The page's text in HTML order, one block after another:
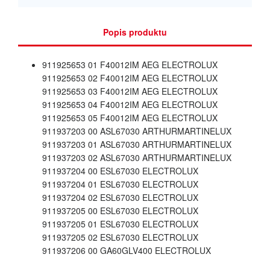
Popis produktu
911925653 01 F40012IM AEG ELECTROLUX
911925653 02 F40012IM AEG ELECTROLUX
911925653 03 F40012IM AEG ELECTROLUX
911925653 04 F40012IM AEG ELECTROLUX
911925653 05 F40012IM AEG ELECTROLUX
911937203 00 ASL67030 ARTHURMARTINELUX
911937203 01 ASL67030 ARTHURMARTINELUX
911937203 02 ASL67030 ARTHURMARTINELUX
911937204 00 ESL67030 ELECTROLUX
911937204 01 ESL67030 ELECTROLUX
911937204 02 ESL67030 ELECTROLUX
911937205 00 ESL67030 ELECTROLUX
911937205 01 ESL67030 ELECTROLUX
911937205 02 ESL67030 ELECTROLUX
911937206 00 GA60GLV400 ELECTROLUX